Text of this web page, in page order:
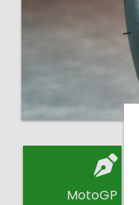
MotoGP